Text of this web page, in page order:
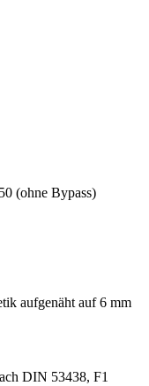
(ohne Bypass)
aufgenäht auf 6 mm
DIN 53438, F1